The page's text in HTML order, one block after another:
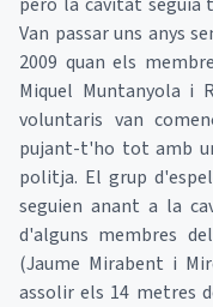
Van passar uns anys
2009 quan els
Miquel Muntanyola i
voluntaris van
pujant-t'ho tot amb
politja. El grup
seguien anant a la
d'alguns membres
(Jaume Mirabent i
assolir els 14 metres